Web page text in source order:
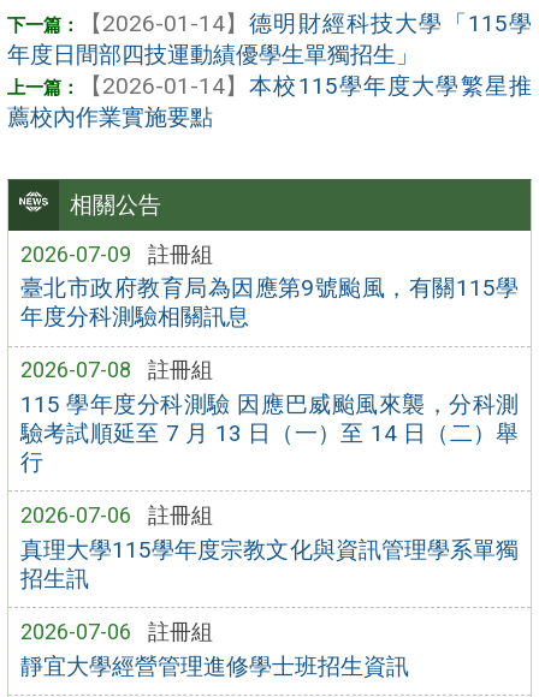
相關公告
2026-07-09 註冊組
臺北市政府教育局為因應第9號颱風，有關115學
年度分科測驗相關訊息
2026-07-08 註冊組
115 學年度分科測驗 因應巴威颱風來襲，分科測
驗考試順延至 7 月 13 日（一）至 14 日（二）舉
行
2026-07-06 註冊組
真理大學115學年度宗教文化與資訊管理學系單獨
招生訊
2026-07-06 註冊組
靜宜大學經營管理進修學士班招生資訊
【2026-01-14】 德明財經科技大學「115學
年度日間部四技運動績優學生單獨招生」
【2026-01-14】 本校115學年度大學繁星推
薦校內作業實施要點